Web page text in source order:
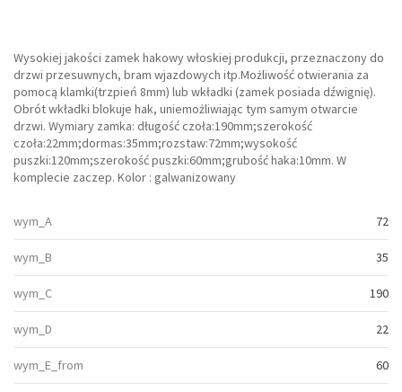
Wysokiej jakości zamek hakowy włoskiej produkcji, przeznaczony do
drzwi przesuwnych, bram wjazdowych itp.Możliwość otwierania za
pomocą klamki(trzpień 8mm) lub wkładki (zamek posiada dźwignię).
Obrót wkładki blokuje hak, uniemożliwiając tym samym otwarcie
drzwi. Wymiary zamka: długość czoła:190mm;szerokość
czoła:22mm;dormas:35mm;rozstaw:72mm;wysokość
puszki:120mm;szerokość puszki:60mm;grubość haka:10mm. W
komplecie zaczep. Kolor : galwanizowany
wym_A 72
wym_B 35
wym_C 190
wym_D 22
wym_E_from 60